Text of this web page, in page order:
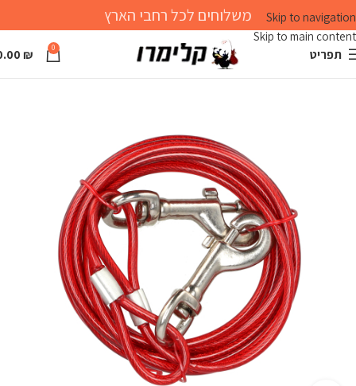
Skip to navigation
Skip to main content
משלוחים לכל רחבי הארץ
תפריט 0
₪